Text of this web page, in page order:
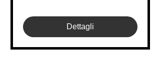
Dettagli